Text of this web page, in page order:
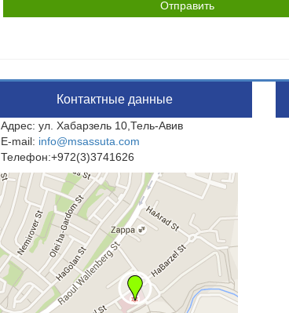
Контактные данные
Адрес: ул. Хабарзель 10,Тель-Авив
E-mail: info@msassuta.com
Телефон:+972(3)3741626